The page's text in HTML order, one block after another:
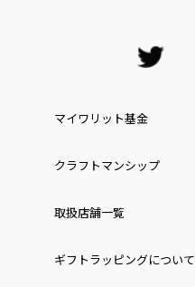
マイワリット基金
クラフトマンシップ
取扱店舗一覧
ギフトラッピングについて